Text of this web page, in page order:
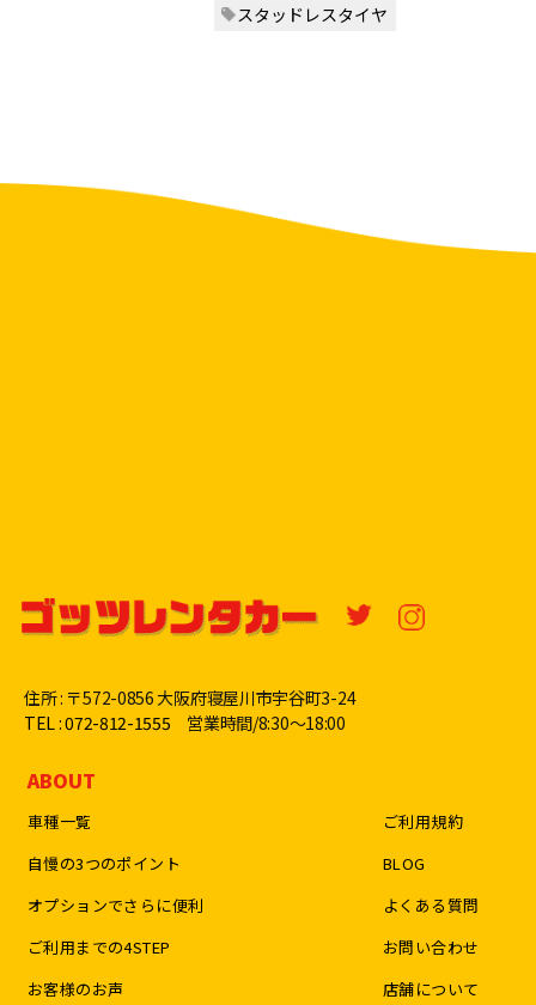
スタッドレスタイヤ
住所 : 〒572-0856 大阪府寝屋川市宇谷町3-24
TEL : 072-812-1555 営業時間/8:30〜18:00
ABOUT
車種一覧
ご利用規約
自慢の3つのポイント
BLOG
オプションでさらに便利
よくある質問
ご利用までの4STEP
お問い合わせ
お客様のお声
店舗について